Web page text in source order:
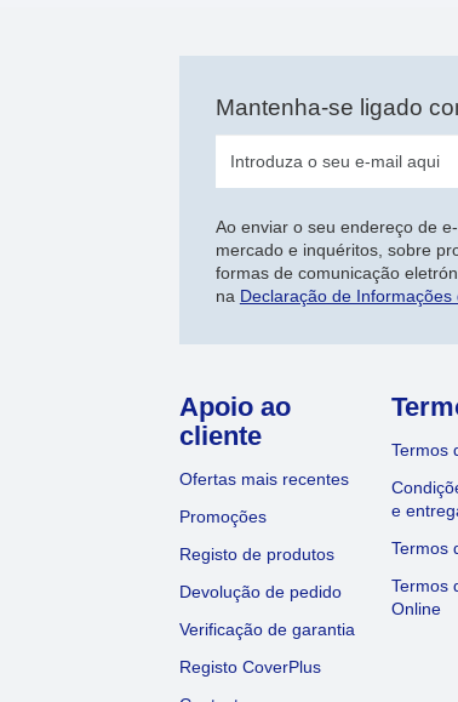
Mantenha-se ligado
Ao enviar o seu endereço de
mercado e inquéritos, sobre
formas de comunicação
na Declaração de
Apoio ao
cliente
Ofertas mais recentes
Promoções
Registo de produtos
Devolução de pedido
Verificação de garantia
Registo CoverPlus
Termos
e
Termos
Termos
Online